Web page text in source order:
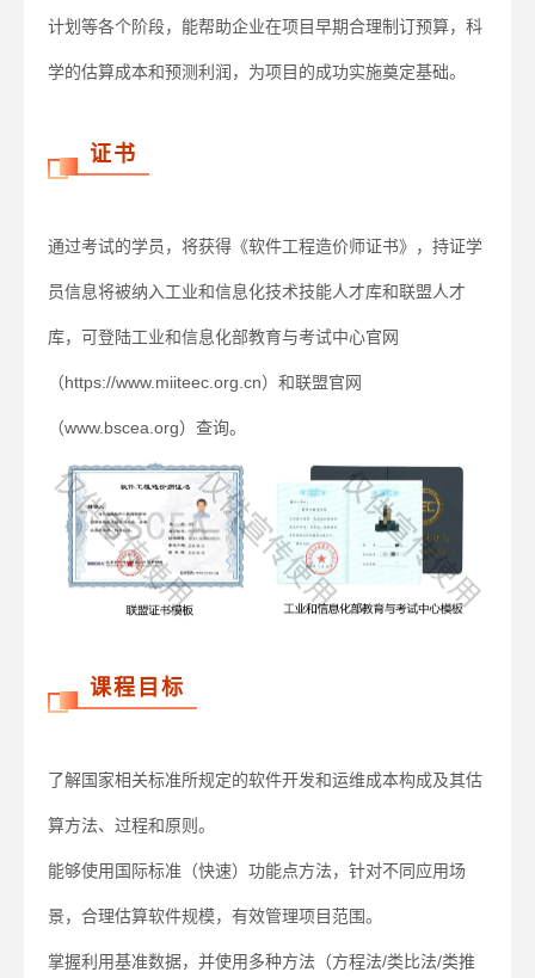
计划等各个阶段，能帮助企业在项目早期合理制订预算，科
学的估算成本和预测利润，为项目的成功实施奠定基础。
证书
通过考试的学员，将获得《软件工程造价师证书》，持证学
员信息将被纳入工业和信息化技术技能人才库和联盟人才
库，可登陆工业和信息化部教育与考试中心官网
（https://www.miiteec.org.cn）和联盟官网
（www.bscea.org）查询。
课程目标
了解国家相关标准所规定的软件开发和运维成本构成及其估
算方法、过程和原则。
能够使用国际标准（快速）功能点方法，针对不同应用场
景，合理估算软件规模，有效管理项目范围。
掌握利用基准数据，并使用多种方法（方程法/类比法/类推